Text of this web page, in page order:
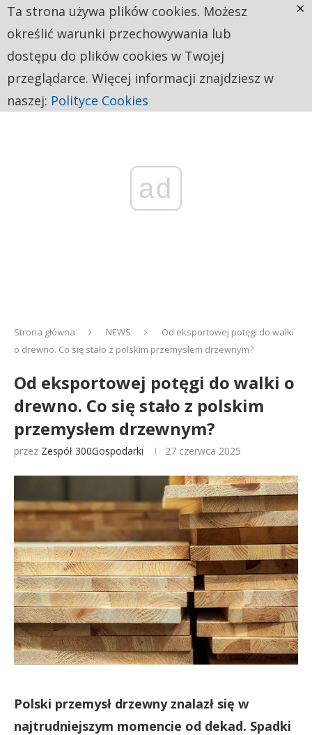
ad
Strona główna NEWS
Od eksportowej potęgi do walki
o drewno. Co się stało z polskim przemysłem drzewnym?
Od eksportowej potęgi do walki o
drewno. Co się stało z polskim
przemysłem drzewnym?
przez Zespół 300Gospodarki 27 czerwca 2025
Polski przemysł drzewny znalazł się w
najtrudniejszym momencie od dekad. Spadki
Ta strona używa plików cookies. Możesz
określić warunki przechowywania lub
dostępu do plików cookies w Twojej
przeglądarce. Więcej informacji znajdziesz w
naszej: Polityce Cookies
×